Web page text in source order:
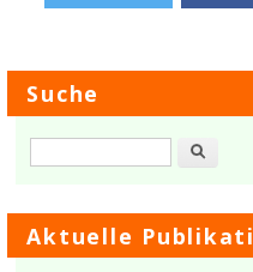
Suche
Suche
Aktuelle